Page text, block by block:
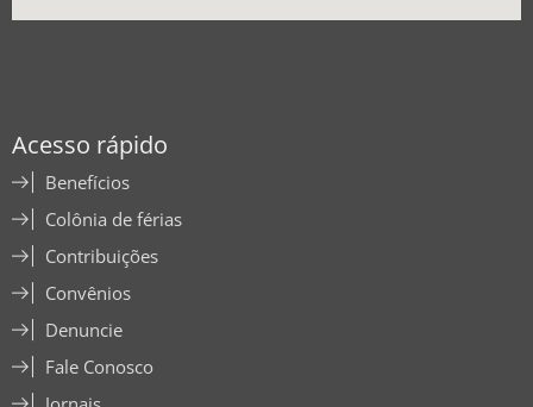
Acesso rápido
Benefícios
Colônia de férias
Contribuições
Convênios
Denuncie
Fale Conosco